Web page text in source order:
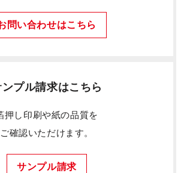
問い合わせはこちら
プル請求はこちら
押し印刷や紙の品質を
ご確認いただけます。
サンプル請求